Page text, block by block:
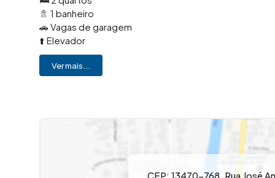
🚿 1 banheiro
🚗 Vagas de garagem
⬆️ Elevador
🌅 Sacada
📐 Plantas inteligentes e funcionais
🎉 Salão de festas
⚽ Campo gramado
🐶 Espaço pet
Ver mais...
CEP: 13470-768, Rua José